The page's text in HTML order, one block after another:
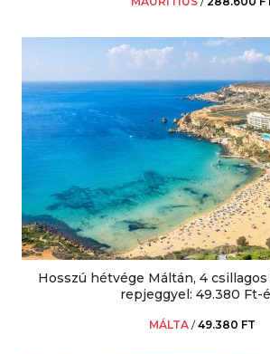
Hosszú hétvége Máltán, 4
repjeggyel: 49.380 Ft-
MÁLTA /49.380 FT